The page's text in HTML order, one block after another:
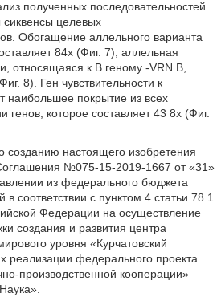
полученных последовательностей.
сиквенсы целевых
Обогащение аллельного варианта
84х (Фиг. 7), аллельная
относящаяся к В геному -VRN В,
8). Ген чувствительности к
наибольшее покрытие из всех
генов, которое составляет 43 8х (Фиг.
созданию настоящего изобретения
№075-15-2019-1667 от «31»
из федерального бюджета
соответствии с пунктом 4 статьи 78.1
Федерации на осуществление
создания и развития центра
уровня «Курчатовский
реализации федерального проекта
производственной кооперации»